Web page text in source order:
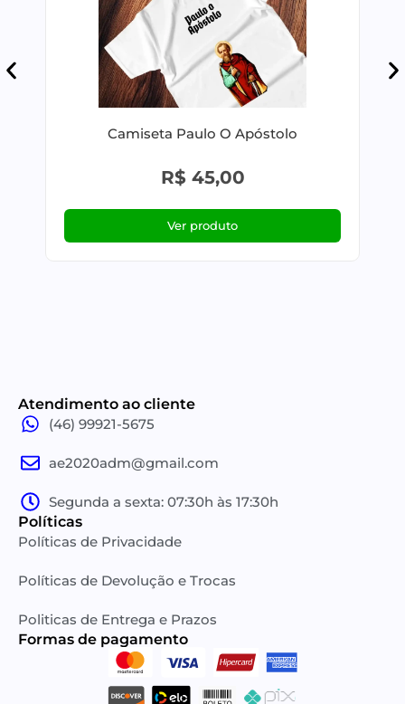
Camiseta Paulo O Apóstolo
R$45,00
Ver produto
Atendimento ao cliente
(46) 99921-5675
ae2020adm@gmail.com
Segunda a sexta: 07:30h às 17:30h
Políticas
Políticas de Privacidade
Políticas de Devolução e Trocas
Politicas de Entrega e Prazos
Formas de pagamento​